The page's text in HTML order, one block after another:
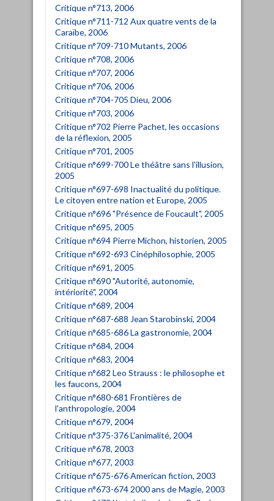
Critique n°713, 2006
Critique n°711-712 Aux quatre vents de la
Caraïbe, 2006
Critique n°709-710 Mutants, 2006
Critique n°708, 2006
Critique n°707, 2006
Critique n°706, 2006
Critique n°704-705 Dieu, 2006
Critique n°703, 2006
Critique n°702 Pierre Pachet, les occasions
de la réflexion, 2005
Critique n°701, 2005
Critique n°699-700 Le théâtre sans l'illusion,
2005
Critique n°697-698 Inactualité du politique.
Le citoyen entre nation et Europe, 2005
Critique n°696 "Présence de Foucault", 2005
Critique n°695, 2005
Critique n°694 Pierre Michon, historien, 2005
Critique n°692-693 Cinéphilosophie, 2005
Critique n°691, 2005
Critique n°690 "Autorité, autonomie,
intériorité", 2004
Critique n°689, 2004
Critique n°687-688 Jean Starobinski, 2004
Critique n°685-686 La gastronomie, 2004
Critique n°684, 2004
Critique n°683, 2004
Critique n°682 Leo Strauss : le philosophe et
les faucons, 2004
Critique n°680-681 Frontières de
l'anthropologie, 2004
Critique n°679, 2004
Critique n°375-376 L'animalité, 2004
Critique n°678, 2003
Critique n°677, 2003
Critique n°675-676 American fiction, 2003
Critique n°673-674 2000 ans de Magie, 2003